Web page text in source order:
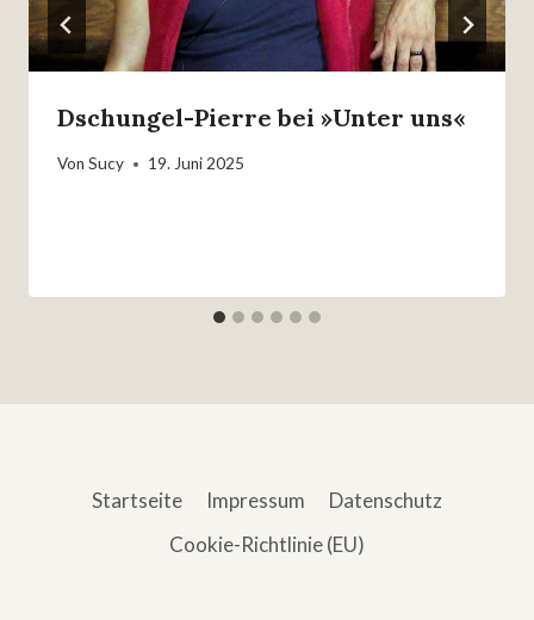
Dschungel-Pierre bei »Unter uns«
Von Sucy 19. Juni 2025
Startseite Impressum
Datenschutz
Cookie-Richtlinie (EU)